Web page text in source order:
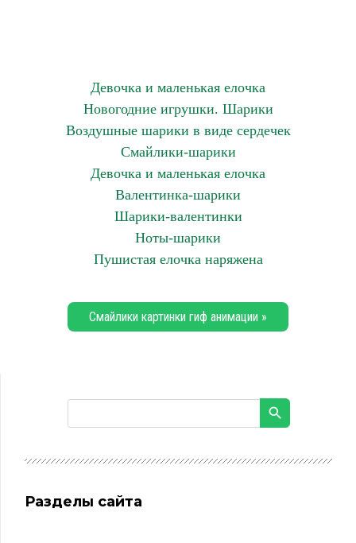
Девочка и маленькая елочка
Новогодние игрушки. Шарики
Воздушные шарики в виде сердечек
Смайлики-шарики
Девочка и маленькая елочка
Валентинка-шарики
Шарики-валентинки
Ноты-шарики
Пушистая елочка наряжена
Смайлики картинки гиф анимации »
Разделы сайта